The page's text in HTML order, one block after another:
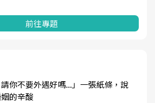
前往專題
請你不要外遇好嗎...」一張紙條，說
的辛酸